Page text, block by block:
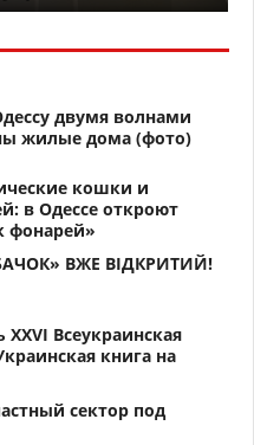
двумя волнами
жилые дома (фото)
кошки и
в Одессе откроют
фонарей»
ВЖЕ ВІДКРИТИЙ!
Всеукраинская
книга на
сектор под